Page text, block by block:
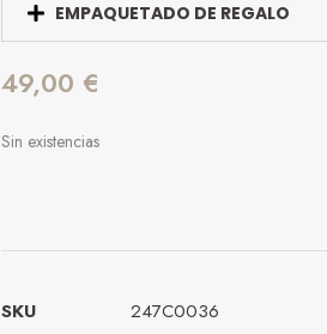
EMPAQUETADO DE REGALO
49,00 €
Sin existencias
SKU
247C0036